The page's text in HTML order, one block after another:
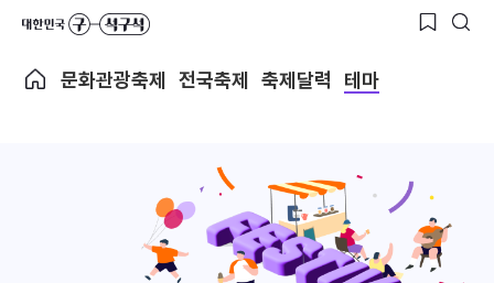
문화관광축제 전국축제 축제달력 테마